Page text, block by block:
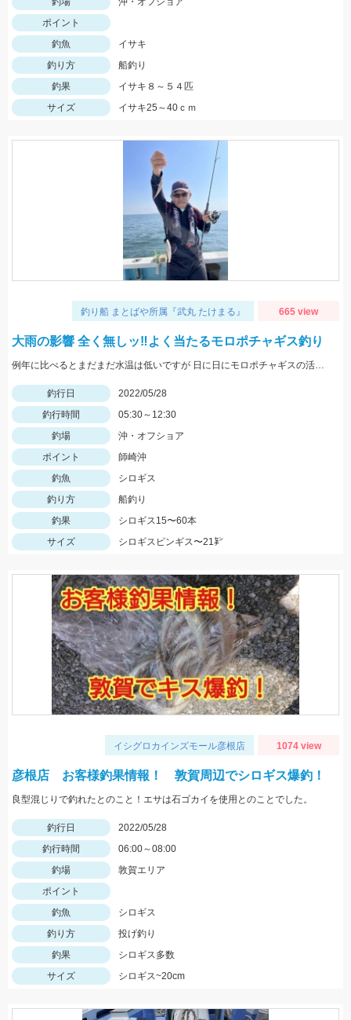
ポイント
釣魚
イサキ
釣り方
船釣り
釣果
イサキ８～５４匹
サイズ
イサキ25～40ｃｍ
釣り船 まとばや所属『武丸 たけまる』 665 view
大雨の影響 全く無しッ‼︎よく当たるモロポチャギス釣り
例年に比べるとまだまだ水温は低いですが 日に日にモロポチャギスの活性 高まってますよッ(^-^)
釣行日
2022/05/28
釣行時間
05:30～12:30
釣場
沖・オフショア
ポイント
師崎沖
釣魚
シロギス
釣り方
船釣り
釣果
シロギス15〜60本
サイズ
シロギスピンギス〜21㌢
イシグロカインズモール彦根店 1074 view
彦根店 お客様釣果情報！ 敦賀周辺でシロギス爆釣！
良型混じりで釣れたとのこと！エサは石ゴカイを使用とのことでした。
釣行日
2022/05/28
釣行時間
06:00～08:00
釣場
敦賀エリア
ポイント
釣魚
シロギス
釣り方
投げ釣り
釣果
シロギス多数
サイズ
シロギス~20cm